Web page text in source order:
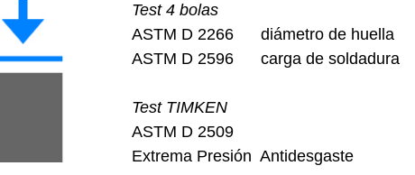
Test 4 bolas
ASTM D 2266 diámetro de huella
ASTM D 2596 carga de soldadura
Test TIMKEN
ASTM D 2509
Extrema Presión Antidesgaste